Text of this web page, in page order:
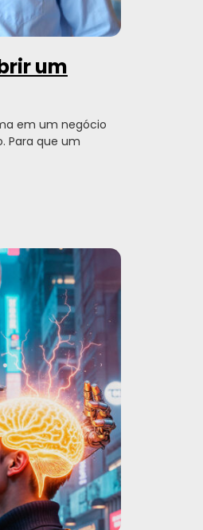
um
em um negócio
Para que um